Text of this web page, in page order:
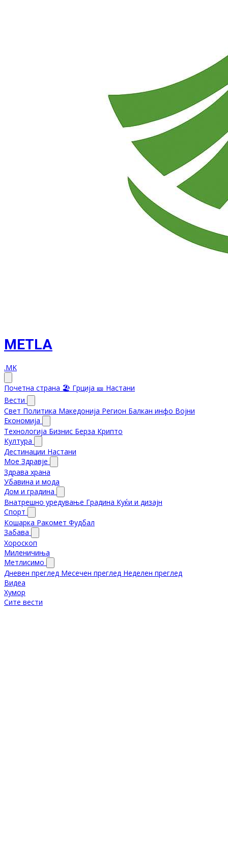
METLA
.MK
Почетна страна 🏖️ Грција 🎫 Настани
Вести
Свет Политика Македонија Регион Балкан инфо Војни
Економија
Технологија Бизнис Берза Крипто
Култура
Дестинации Настани
Мое Здравје
Здрава храна
Убавина и мода
Дом и градина
Внатрешно уредување Градина Куќи и дизајн
Спорт
Кошарка Ракомет Фудбал
Забава
Хороскоп
Миленичиња
Метлисимо
Дневен преглед Месечен преглед Неделен преглед
Видеа
Хумор
Сите вести